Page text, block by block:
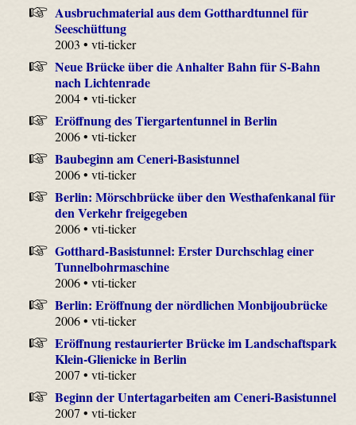
Ausbruchmaterial aus dem Gotthardtunnel für
Seeschüttung
2003 • vti-ticker
Neue Brücke über die Anhalter Bahn für S-Bahn
nach Lichtenrade
2004 • vti-ticker
Eröffnung des Tiergartentunnel in Berlin
2006 • vti-ticker
Baubeginn am Ceneri-Basistunnel
2006 • vti-ticker
Berlin: Mörschbrücke über den Westhafenkanal für
den Verkehr freigegeben
2006 • vti-ticker
Gotthard-Basistunnel: Erster Durchschlag einer
Tunnelbohrmaschine
2006 • vti-ticker
Berlin: Eröffnung der nördlichen Monbijoubrücke
2006 • vti-ticker
Eröffnung restaurierter Brücke im Landschaftspark
Klein-Glienicke in Berlin
2007 • vti-ticker
Beginn der Untertagarbeiten am Ceneri-Basistunnel
2007 • vti-ticker